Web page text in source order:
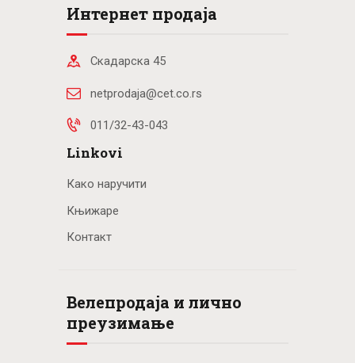
Интернет продаја
Скадарска 45
netprodaja@cet.co.rs
011/32-43-043
Linkovi
Како наручити
Књижаре
Контакт
Велепродаја и лично
преузимање